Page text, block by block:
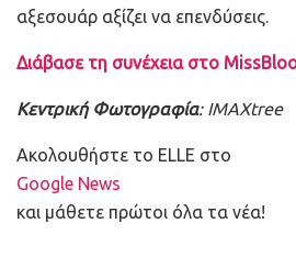
αξεσουάρ αξίζει να επενδύσεις.
Διάβασε τη συνέχεια στο
Κεντρική Φωτογραφία: IMAXtree
Ακολουθήστε το ELLE στο
Google News
και μάθετε πρώτοι όλα τα νέα!